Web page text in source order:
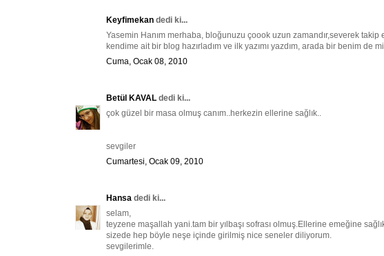
Keyfimekan dedi ki...
Yasemin Hanım merhaba, bloğunuzu çoook uzun zamandır,severek
kendime ait bir blog hazırladım ve ilk yazımı yazdım, arada bir benim
Cuma, Ocak 08, 2010
Betül KAVAL dedi ki...
çok güzel bir masa olmuş canım..herkezin ellerine sağlık..
sevgiler
Cumartesi, Ocak 09, 2010
Hansa dedi ki...
selam,
teyzene maşallah yani.tam bir yılbaşı sofrası olmuş.Ellerine emeğine
sizede hep böyle neşe içinde girilmiş nice seneler diliyorum.
sevgilerimle.